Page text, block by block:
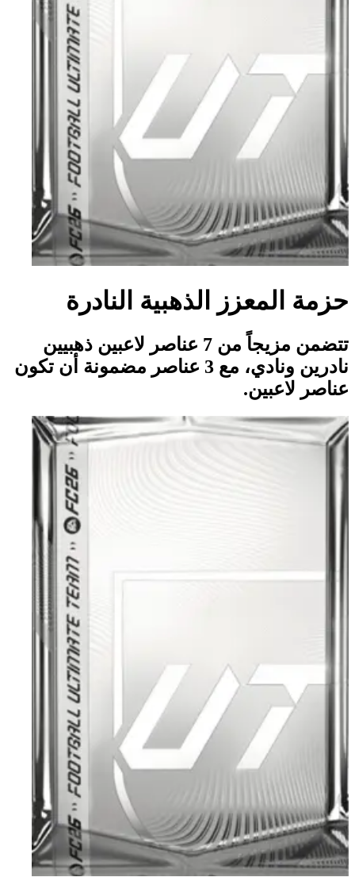
حزمة المعزز الذهبية النادرة
تتضمن مزيجاً من 7 عناصر لاعبين ذهبيين
نادرين ونادي، مع 3 عناصر مضمونة أن تكون
عناصر لاعبين.